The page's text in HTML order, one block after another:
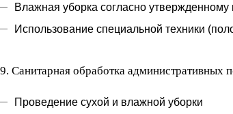
Влажная уборка согласно утвержденному
Использование специальной техники
9. Санитарная обработка
Проведение сухой и влажной уборки